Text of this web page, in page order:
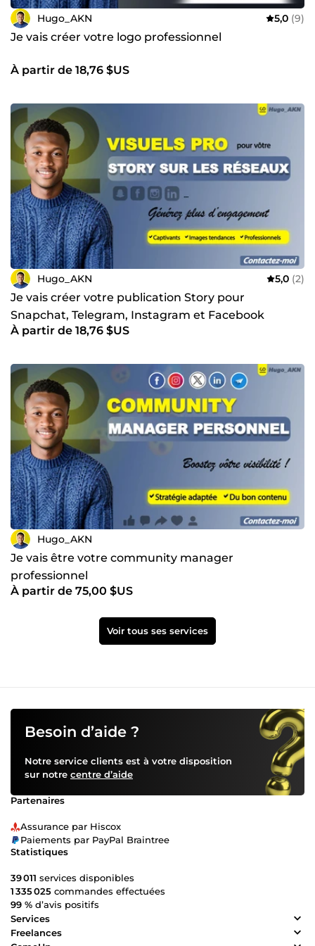
Hugo_AKN 5,0 (9)
Je vais créer votre logo professionnel
À partir de 18,76 $US
Hugo_AKN 5,0 (2)
Je vais créer votre publication Story pour
Snapchat, Telegram, Instagram et Facebook
À partir de 18,76 $US
Hugo_AKN
Je vais être votre community manager
professionnel
À partir de 75,00 $US
Voir tous ses services
Besoin d’aide ?
Notre service clients est à votre disposition
sur notre centre d’aide
Partenaires
Assurance par Hiscox
Paiements par PayPal Braintree
Statistiques
39 011 services disponibles
1 335 025 commandes effectuées
99 % d’avis positifs
Services
Freelances